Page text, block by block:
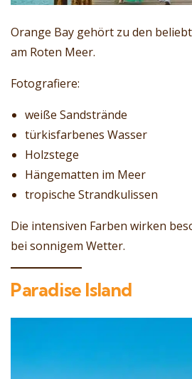
Orange Bay gehört zu den
am Roten Meer.
Fotografiere:
weiße Sandstrände
türkisfarbenes Wasser
Holzstege
Hängematten im Meer
tropische Strandkulissen
Die intensiven Farben wirken
bei sonnigem Wetter.
Paradise Island